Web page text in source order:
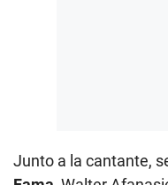
Junto a la cantante,